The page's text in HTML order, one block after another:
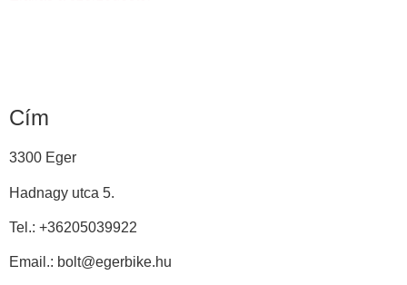
Cím
3300 Eger
Hadnagy utca 5.
Tel.: +36205039922
Email.: bolt@egerbike.hu